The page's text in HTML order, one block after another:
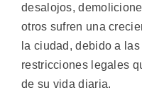
desalojos,
otros sufren una
la ciudad, debido a
restricciones legales
de su vida diaria.